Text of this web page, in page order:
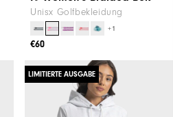
Unisx Golfbekleidung
+1
€60
LIMITIERTE AUSGABE